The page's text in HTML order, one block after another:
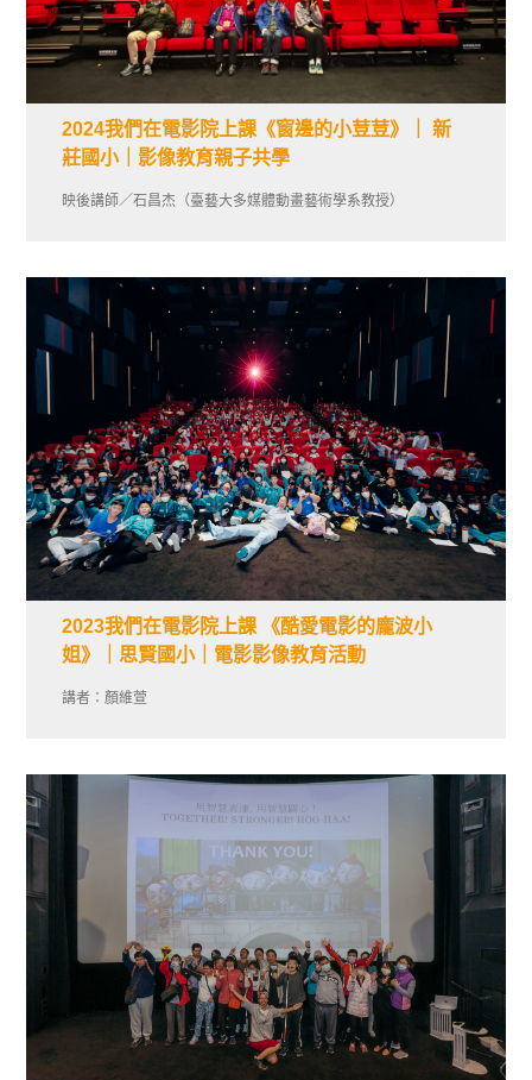
2024我們在電影院上課《窗邊的小荳荳》｜ 新
莊國小｜影像教育親子共學
映後講師／石昌杰（臺藝大多媒體動畫藝術學系教授）
2023我們在電影院上課 《酷愛電影的龐波小
姐》｜思賢國小｜電影影像教育活動
講者：顏維萱